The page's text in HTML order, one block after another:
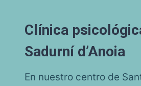
Clínica
Sadurní d’Anoia
En nuestro centro de